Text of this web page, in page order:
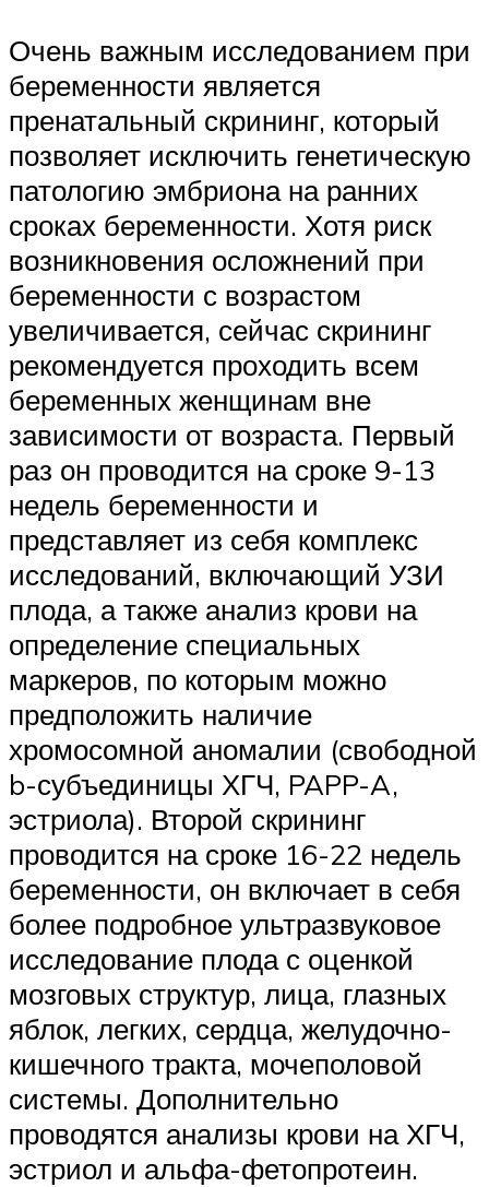
Очень важным исследованием при
беременности является
пренатальный скрининг, который
позволяет исключить генетическую
патологию эмбриона на ранних
сроках беременности. Хотя риск
возникновения осложнений при
беременности с возрастом
увеличивается, сейчас скрининг
рекомендуется проходить всем
беременных женщинам вне
зависимости от возраста. Первый
раз он проводится на сроке 9-13
недель беременности и
представляет из себя комплекс
исследований, включающий УЗИ
плода, а также анализ крови на
определение специальных
маркеров, по которым можно
предположить наличие
хромосомной аномалии (свободной
b-субъединицы ХГЧ, PAPP-A,
эстриола). Второй скрининг
проводится на сроке 16-22 недель
беременности, он включает в себя
более подробное ультразвуковое
исследование плода с оценкой
мозговых структур, лица, глазных
яблок, легких, сердца, желудочно-
кишечного тракта, мочеполовой
системы. Дополнительно
проводятся анализы крови на ХГЧ,
эстриол и альфа-фетопротеин.